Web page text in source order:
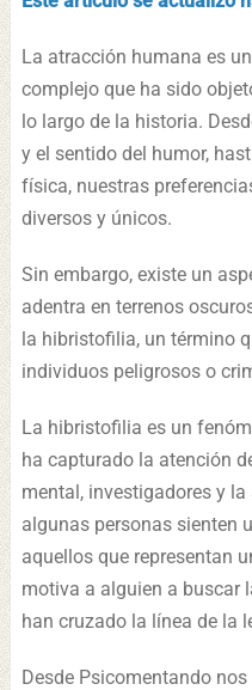
La atracción humana es
complejo que ha sido
lo largo de la historia.
y el sentido del humor,
física, nuestras
diversos y únicos.
Sin embargo, existe un
adentra en terrenos
la hibristofilia, un término
individuos peligrosos o
La hibristofilia es un
ha capturado la atención
mental, investigadores y
algunas personas sienten
aquellos que representan
motiva a alguien a buscar
han cruzado la línea de la
Desde Psicomentando